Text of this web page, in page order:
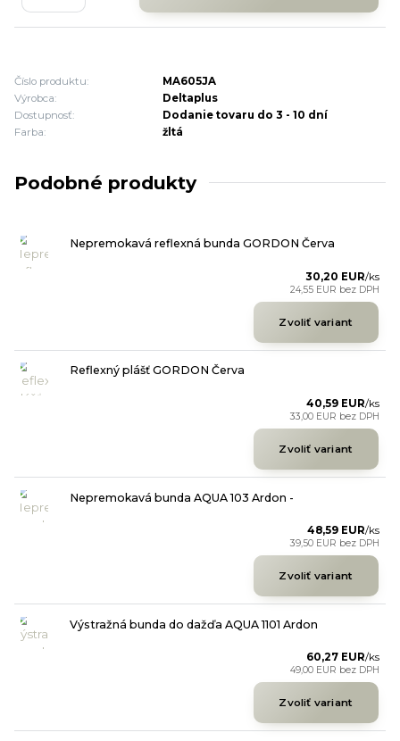
Číslo produktu:
MA605JA
Výrobca:
Deltaplus
Dostupnosť:
Dodanie tovaru do 3 - 10 dní
Farba:
žltá
Podobné produkty
Nepremokavá reflexná bunda GORDON Červa
30,20 EUR/ks
24,55 EUR bez DPH
Zvoliť variant
Reflexný plášť GORDON Červa
40,59 EUR/ks
33,00 EUR bez DPH
Zvoliť variant
Nepremokavá bunda AQUA 103 Ardon -
48,59 EUR/ks
39,50 EUR bez DPH
Zvoliť variant
Výstražná bunda do dažďa AQUA 1101 Ardon
60,27 EUR/ks
49,00 EUR bez DPH
Zvoliť variant